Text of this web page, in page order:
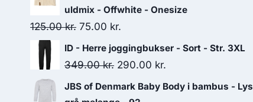
was:
220.00 kr..
is:
uldmix - Offwhite - Onesize
125.00kr. Original
price
was:
75.00 kr.
price
is:
ID - Herre joggingbukser - Sort - Str. 3XL
349.00kr. Original
price
was:
290.00 kr.
price
JBS of Denmark Baby Body i bambus - Lys